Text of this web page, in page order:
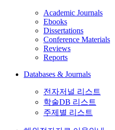
Academic Journals
Ebooks
Dissertations
Conference Materials
Reviews
Reports
Databases & Journals
전자저널 리스트
학술DB 리스트
주제별 리스트